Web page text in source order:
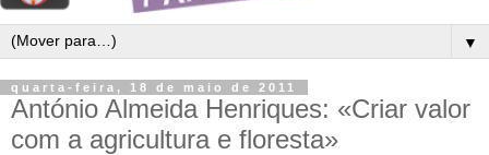
▼
quarta-feira, 18 de maio de 2011
António Almeida Henriques: «Criar valor
com a agricultura e floresta»